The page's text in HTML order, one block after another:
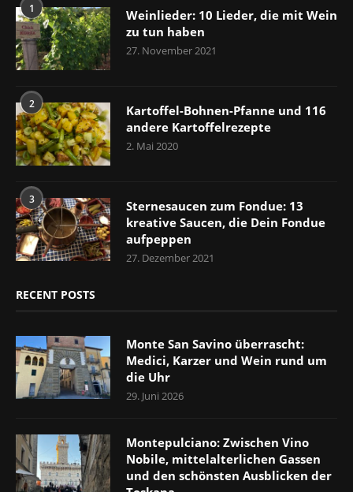
1
Weinlieder: 10 Lieder, die mit Wein
zu tun haben
27. November 2021
2
Kartoffel-Bohnen-Pfanne und 116
andere Kartoffelrezepte
2. Mai 2020
3
Sternesaucen zum Fondue: 13
kreative Saucen, die Dein Fondue
aufpeppen
27. Dezember 2021
RECENT POSTS
Monte San Savino überrascht:
Medici, Karzer und Wein rund um
die Uhr
29. Juni 2026
Montepulciano: Zwischen Vino
Nobile, mittelalterlichen Gassen
und den schönsten Ausblicken der